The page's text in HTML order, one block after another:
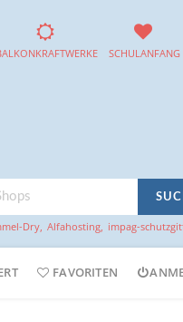
SCHULANFANG
Dry, Alfahosting, impag-
FAVORITEN